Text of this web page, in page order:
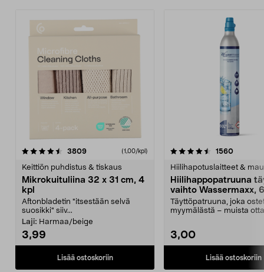
3809arvostelut (1,00/kpl)
Keittiön puhdistus & tiskaus
Mikrokuituliina 32 x 31 cm, 4
kpl
Aftonbladetin "itsestään selvä
suosikki" siiv...
Laji: Harmaa/beige
3,99
Lisää ostoskoriin
4.5viidestä
1560
Hiilihapotuslaitteet &
Hiilihappopatruuna
vaihto Wassermaxx,
Täyttöpatruuna, joka
myymälästä – muista
3,00
Lisää ostoskoriin
4.5viidestä